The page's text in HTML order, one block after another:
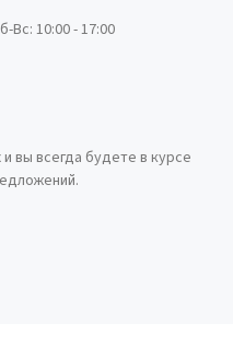
Вс: 10:00 - 17:00
вы всегда будете в курсе